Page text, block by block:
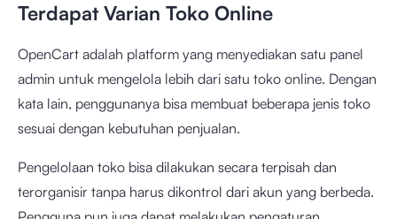
Terdapat Varian Toko Online
OpenCart adalah platform yang menyediakan satu panel
admin untuk mengelola lebih dari satu toko online. Dengan
kata lain, penggunanya bisa membuat beberapa jenis toko
sesuai dengan kebutuhan penjualan.
Pengelolaan toko bisa dilakukan secara terpisah dan
terorganisir tanpa harus dikontrol dari akun yang berbeda.